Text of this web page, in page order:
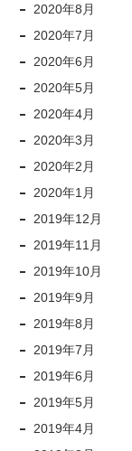
2020年8月
2020年7月
2020年6月
2020年5月
2020年4月
2020年3月
2020年2月
2020年1月
2019年12月
2019年11月
2019年10月
2019年9月
2019年8月
2019年7月
2019年6月
2019年5月
2019年4月